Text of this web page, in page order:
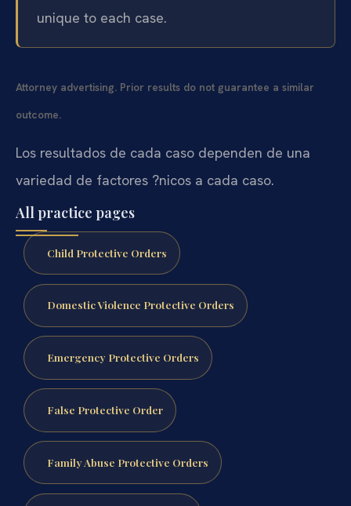
unique to each case.
Attorney advertising. Prior results do not guarantee a similar
outcome.
Los resultados de cada caso dependen de una
variedad de factores ?nicos a cada caso.
All practice pages
Child Protective Orders
Domestic Violence Protective Orders
Emergency Protective Orders
False Protective Order
Family Abuse Protective Orders